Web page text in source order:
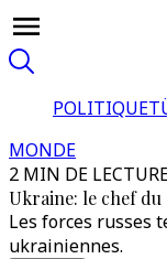
POLITIQUE
MONDE
2 MIN DE
Ukraine: le chef
Les forces russes
ukrainiennes.